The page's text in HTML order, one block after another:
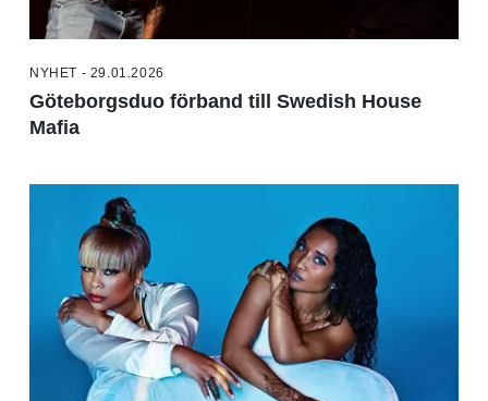
NYHET - 29.01.2026
Göteborgsduo förband till Swedish House
Mafia